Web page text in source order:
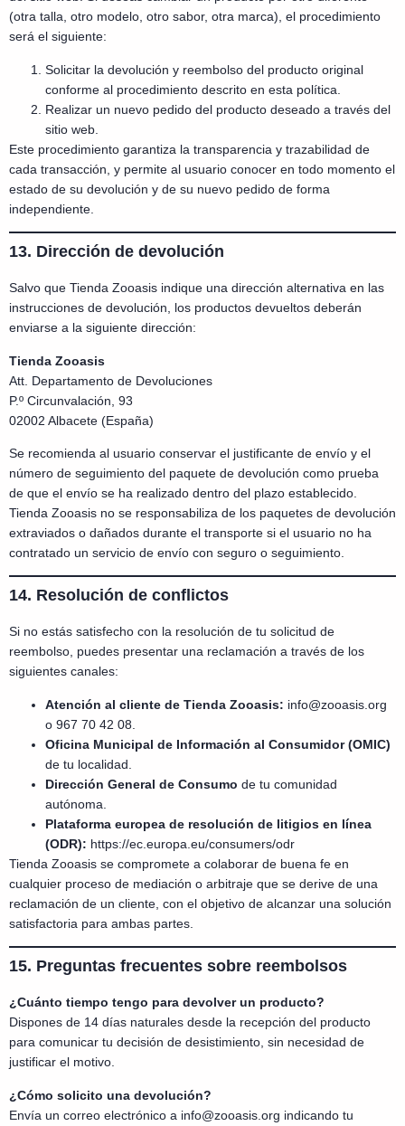
(otra talla, otro modelo, otro sabor, otra marca), el procedimiento
será el siguiente:
Solicitar la devolución y reembolso del producto original
conforme al procedimiento descrito en esta política.
Realizar un nuevo pedido del producto deseado a través del
sitio web.
Este procedimiento garantiza la transparencia y trazabilidad de
cada transacción, y permite al usuario conocer en todo momento el
estado de su devolución y de su nuevo pedido de forma
independiente.
13. Dirección de devolución
Salvo que Tienda Zooasis indique una dirección alternativa en las
instrucciones de devolución, los productos devueltos deberán
enviarse a la siguiente dirección:
Tienda Zooasis
Att. Departamento de Devoluciones
P.º Circunvalación, 93
02002 Albacete (España)
Se recomienda al usuario conservar el justificante de envío y el
número de seguimiento del paquete de devolución como prueba
de que el envío se ha realizado dentro del plazo establecido.
Tienda Zooasis no se responsabiliza de los paquetes de devolución
extraviados o dañados durante el transporte si el usuario no ha
contratado un servicio de envío con seguro o seguimiento.
14. Resolución de conflictos
Si no estás satisfecho con la resolución de tu solicitud de
reembolso, puedes presentar una reclamación a través de los
siguientes canales:
Atención al cliente de Tienda Zooasis: info@zooasis.org
o 967 70 42 08.
Oficina Municipal de Información al Consumidor (OMIC)
de tu localidad.
Dirección General de Consumo de tu comunidad
autónoma.
Plataforma europea de resolución de litigios en línea
(ODR): https://ec.europa.eu/consumers/odr
Tienda Zooasis se compromete a colaborar de buena fe en
cualquier proceso de mediación o arbitraje que se derive de una
reclamación de un cliente, con el objetivo de alcanzar una solución
satisfactoria para ambas partes.
15. Preguntas frecuentes sobre reembolsos
¿Cuánto tiempo tengo para devolver un producto?
Dispones de 14 días naturales desde la recepción del producto
para comunicar tu decisión de desistimiento, sin necesidad de
justificar el motivo.
¿Cómo solicito una devolución?
Envía un correo electrónico a info@zooasis.org indicando tu